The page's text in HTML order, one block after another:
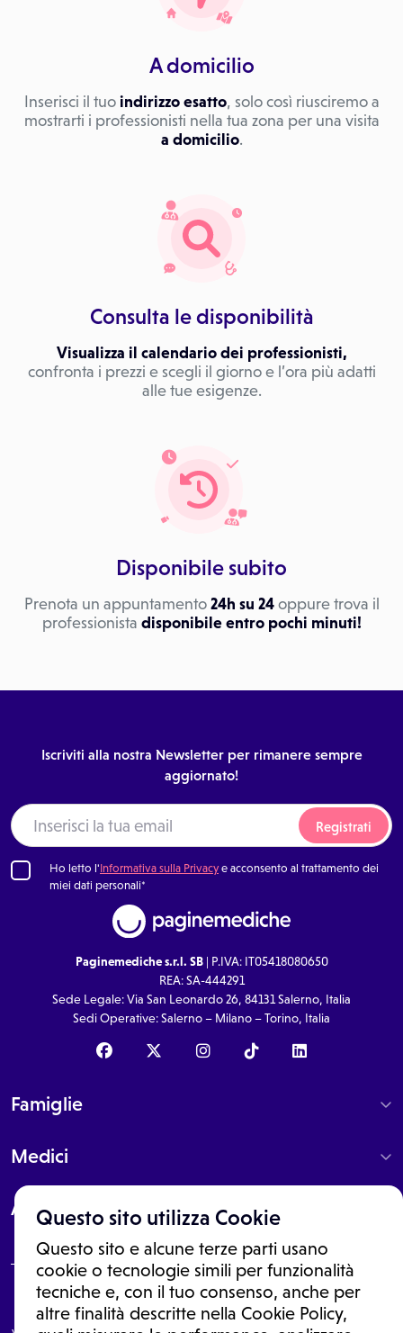
Questo sito utilizza Cookie
Questo sito e alcune terze parti usano
cookie o tecnologie simili per funzionalità
tecniche e, con il tuo consenso, anche per
altre finalità descritte nella Cookie Policy,
A domicilio
Inserisci il tuo indirizzo esatto, solo così riusciremo a
mostrarti i professionisti nella tua zona per una visita
a domicilio.
Consulta le disponibilità
Visualizza il calendario dei professionisti,
confronta i prezzi e scegli il giorno e l’ora più adatti
alle tue esigenze.
Disponibile subito
Prenota un appuntamento 24h su 24oppure trova il
professionista disponibile entro pochi minuti!
Iscriviti alla nostra Newsletter per rimanere sempre
aggiornato!
Registrati
Ho letto l'Informativa sulla Privacye acconsento al trattamento dei
miei dati personali*
Paginemediche s.r.l. SB| P.IVA: IT05418080650
REA: SA-444291
Sede Legale: Via San Leonardo 26, 84131 Salerno, Italia
Sedi Operative: Salerno – Milano – Torino, Italia
Famiglie
Medici
About
Le informazioni proposte in questo sito non sono un consulto medico.
In nessun caso, queste informazioni sostituiscono un consulto, una